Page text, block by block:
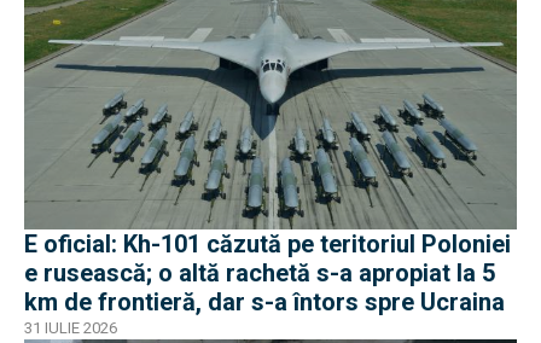
E oficial: Kh-101 căzută pe teritoriul Poloniei
e rusească; o altă rachetă s-a apropiat la 5
km de frontieră, dar s-a întors spre Ucraina
31 IULIE 2026